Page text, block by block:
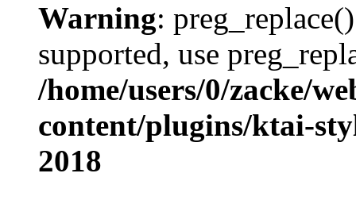
Warning:
supported, use
/home/users/0/zacke/
content/plugins/ktai-
2018